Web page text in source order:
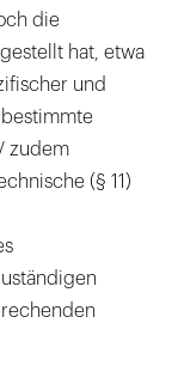
die
hat, etwa
und
zudem
(§ 11)